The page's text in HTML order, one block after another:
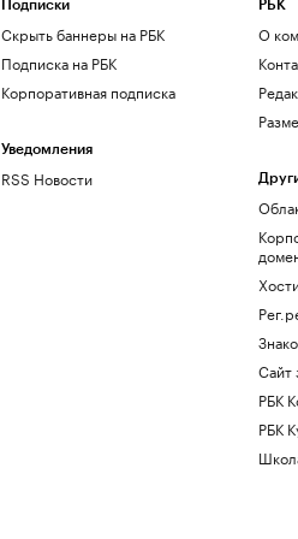
Подписки
Скрыть баннеры на РБК
Подписка на РБК
Корпоративная подписка
Уведомления
RSS Новости
РБК
О
Сайт
РБК
РБК